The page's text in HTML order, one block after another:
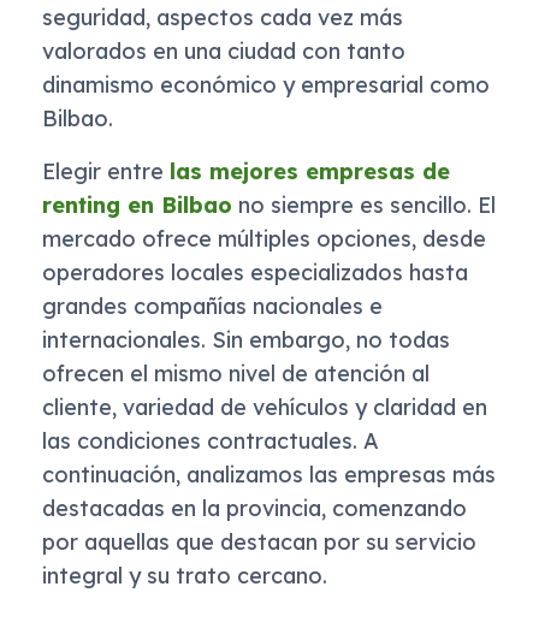
seguridad, aspectos cada vez más
valorados en una ciudad con tanto
dinamismo económico y empresarial como
Bilbao.
Elegir entre las mejores empresas de
renting en Bilbao no siempre es sencillo. El
mercado ofrece múltiples opciones, desde
operadores locales especializados hasta
grandes compañías nacionales e
internacionales. Sin embargo, no todas
ofrecen el mismo nivel de atención al
cliente, variedad de vehículos y claridad en
las condiciones contractuales. A
continuación, analizamos las empresas más
destacadas en la provincia, comenzando
por aquellas que destacan por su servicio
integral y su trato cercano.